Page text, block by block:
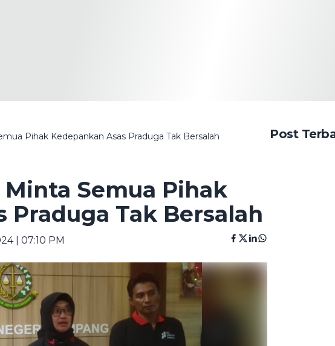
Pihak Kedepankan Asas Praduga Tak Bersalah
Semua Pihak
Praduga Tak Bersalah
| 07:10 PM
Post